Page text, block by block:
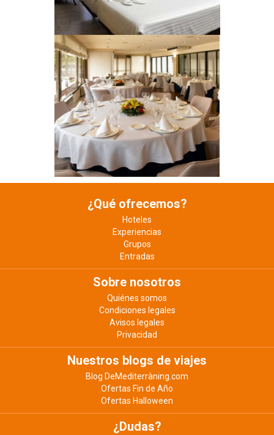
¿Qué ofrecemos?
Hoteles
Experiencias
Grupos
Entradas
Sobre nosotros
Quiénes somos
Condiciones legales
Avisos legales
Privacidad
Nuestros blogs de viajes
Blog DeMediterràning.com
Ofertas Fin de Año
Ofertas Halloween
¿Dudas?